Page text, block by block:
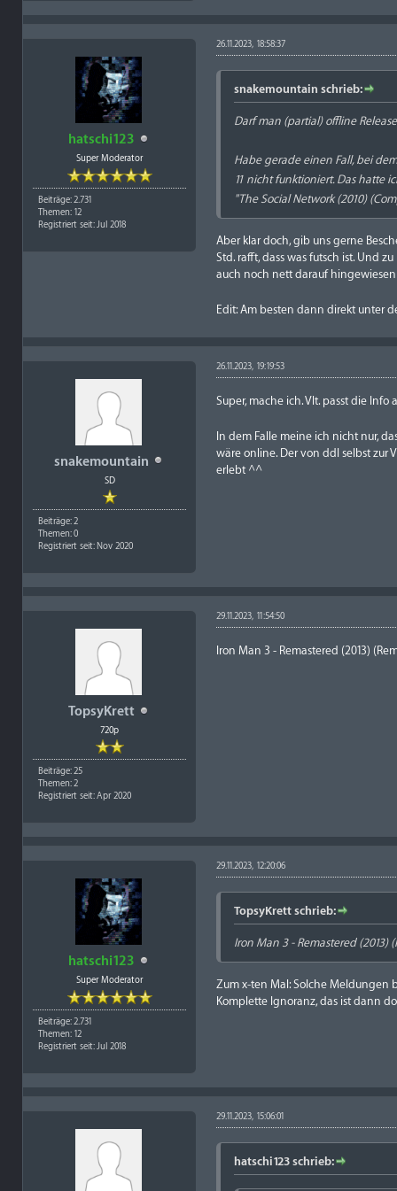
hatschi123
Super Moderator
Beiträge: 2.731
Themen: 12
Registriert seit: Jul 2018
26.11.2023, 18:58:37
snakemountain schrieb:
Darf man (partial) offline
Habe gerade einen Fall, bei
11 nicht funktioniert. Das hatte
"The Social Network (2010)
Aber klar doch, gib uns gerne
Std. rafft, dass was futsch ist. Und
auch noch nett darauf
Edit: Am besten dann direkt unter
snakemountain
SD
Beiträge: 2
Themen: 0
Registriert seit: Nov 2020
26.11.2023, 19:19:53
Super, mache ich. Vlt. passt die
In dem Falle meine ich nicht nur,
wäre online. Der von ddl selbst zur
erlebt ^^
TopsyKrett
720p
Beiträge: 25
Themen: 2
Registriert seit: Apr 2020
29.11.2023, 11:54:50
Iron Man 3 - Remastered (2013)
hatschi123
Super Moderator
Beiträge: 2.731
Themen: 12
Registriert seit: Jul 2018
29.11.2023, 12:20:06
TopsyKrett schrieb:
Iron Man 3 - Remastered
Zum x-ten Mal: Solche Meldungen
Komplette Ignoranz, das ist dann
29.11.2023, 15:06:01
hatschi123 schrieb: